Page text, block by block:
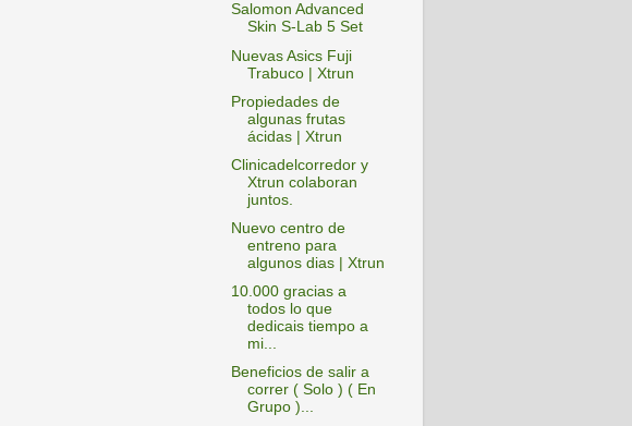
Salomon Advanced
Skin S-Lab 5 Set
Nuevas Asics Fuji
Trabuco | Xtrun
Propiedades de
algunas frutas
ácidas | Xtrun
Clinicadelcorredor y
Xtrun colaboran
juntos.
Nuevo centro de
entreno para
algunos dias | Xtrun
10.000 gracias a
todos lo que
dedicais tiempo a
mi...
Beneficios de salir a
correr ( Solo ) ( En
Grupo )...